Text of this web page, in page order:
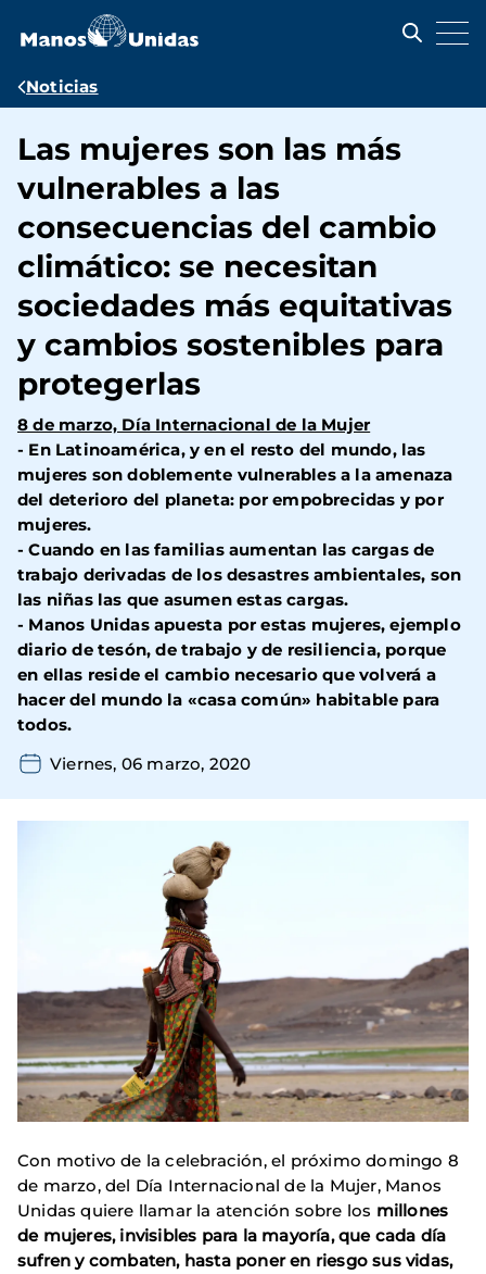
contenido
Ruta
navegación
Noticias
Las mujeres son las más
vulnerables a las
consecuencias del cambio
climático: se necesitan
sociedades más equitativas
y cambios sostenibles para
protegerlas
8 de marzo, Día Internacional de la Mujer
- En Latinoamérica, y en el resto del mundo, las
mujeres son doblemente vulnerables a la amenaza
del deterioro del planeta: por empobrecidas y por
mujeres.
-Cuando en las familias aumentan las cargas de
trabajo derivadas de los desastres ambientales, son
las niñas las que asumen estas cargas.
- Manos Unidas apuesta por estas mujeres, ejemplo
diario de tesón, de trabajo y de resiliencia, porque
en ellas reside el cambio necesario que volverá a
hacer del mundo la «casa común» habitable para
todos.
Viernes, 06 marzo, 2020
Con motivo de la celebración, el próximo domingo 8
de marzo, del Día Internacional de la Mujer, Manos
Unidas quiere llamar la atención sobre los millones
de mujeres, invisibles para la mayoría, que cada día
sufren y combaten, hasta poner en riesgo sus vidas,